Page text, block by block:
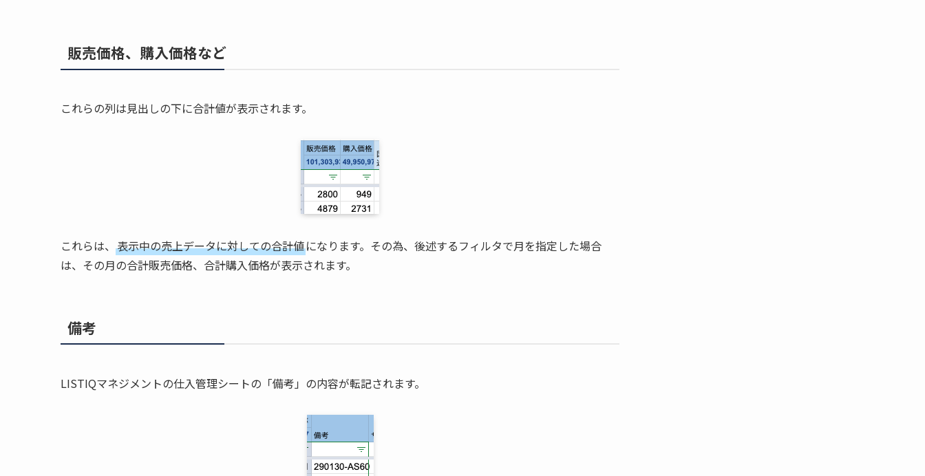
販売価格、購入価格など
これらの列は見出しの下に合計値が表示されます。
これらは、 表示中の売上データに対しての合計値になります。その為、後述するフィルタで月を指定した場合
は、その月の合計販売価格、合計購入価格が表示されます。
備考
LISTIQマネジメントの仕入管理シートの「備考」の内容が転記されます。